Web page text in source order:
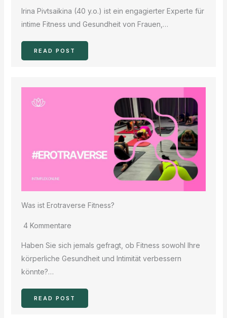
Irina Pivtsaikina (40 y.o.) ist ein engagierter Experte für
intime Fitness und Gesundheit von Frauen,…
READ POST
Was ist Erotraverse Fitness?
4 Kommentare
Haben Sie sich jemals gefragt, ob Fitness sowohl Ihre
körperliche Gesundheit und Intimität verbessern
könnte?…
READ POST